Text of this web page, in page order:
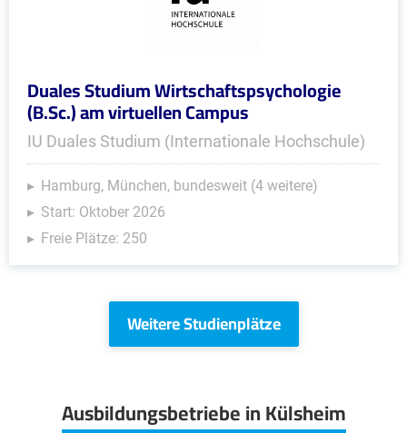
Duales Studium Wirtschaftspsychologie
(B.Sc.) am virtuellen Campus
IU Duales Studium (Internationale Hochschule)
Hamburg, München, bundesweit (4 weitere)
Start: Oktober 2026
Freie Plätze: 250
Weitere Studienplätze
Ausbildungsbetriebe in Külsheim